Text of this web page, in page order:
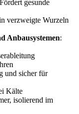
gesunde
verzweigte Wurzeln
Anbausystemen:
und sicher für
Kälte
isolierend im